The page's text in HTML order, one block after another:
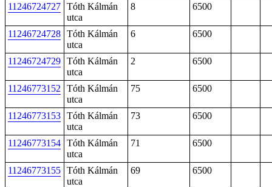
11246724727 Tóth Kálmán
utca
8 6500
11246724728 Tóth Kálmán
utca
6 6500
11246724729 Tóth Kálmán
utca
2 6500
11246773152
Tóth Kálmán
utca
75 6500
11246773153 Tóth Kálmán
utca
73 6500
11246773154 Tóth Kálmán
utca
71 6500
11246773155 Tóth Kálmán
utca
69 6500